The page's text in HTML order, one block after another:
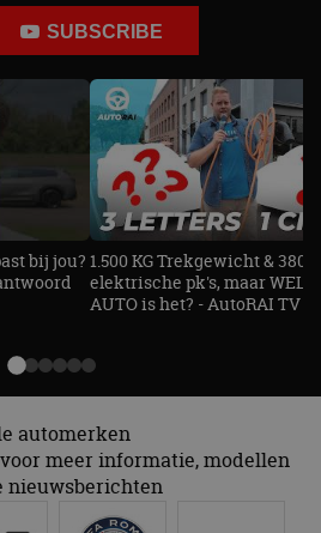
SUBSCRIBE
bij jou? 1.500 KG Trekgewicht & 380
elektrische pk's, maar
AUTO is het? - AutoRAI TV
automerken
meer informatie, modellen
nieuwsberichten
Domein
.autorai.nl
te
op basis
adres van
te
essentieel
veiligheid
website
het
bezoekers.
autorai.nl
service om
banner
Google Privacy Policy